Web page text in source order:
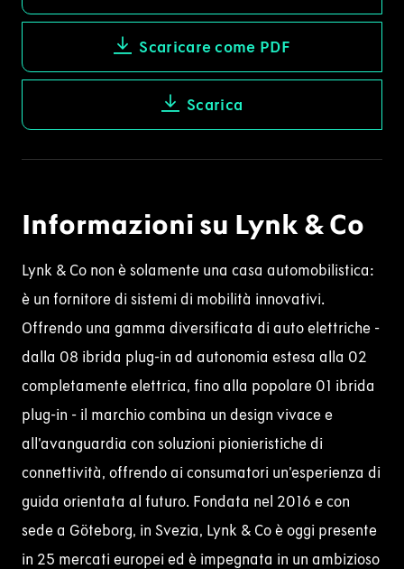
Scaricare come PDF
Scarica
Informazioni su Lynk & Co
Lynk & Co non è solamente una casa automobilistica:
è un fornitore di sistemi di mobilità innovativi.
Offrendo una gamma diversificata di auto elettriche -
dalla 08 ibrida plug-in ad autonomia estesa alla 02
completamente elettrica, fino alla popolare 01 ibrida
plug-in - il marchio combina un design vivace e
all’avanguardia con soluzioni pionieristiche di
connettività, offrendo ai consumatori un’esperienza di
guida orientata al futuro. Fondata nel 2016 e con
sede a Göteborg, in Svezia, Lynk & Co è oggi presente
in 25 mercati europei ed è impegnata in un ambizioso